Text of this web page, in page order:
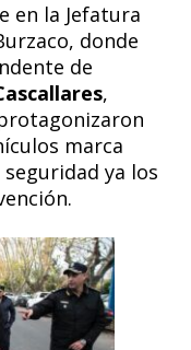
en la Jefatura
donde
de
,
marca
ya los